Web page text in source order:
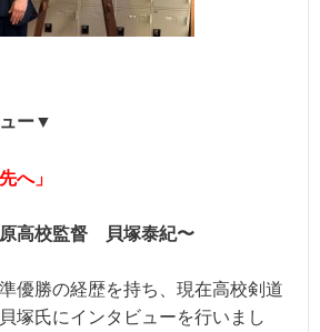
ー▼
へ」
高校監督 貝塚泰紀〜
優勝の経歴を持ち、現在高校剣道
塚氏にインタビューを行いまし